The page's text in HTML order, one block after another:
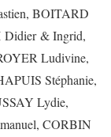
BOITARD
Didier & Ingrid,
Ludivine,
Stéphanie,
Lydie,
CORBIN